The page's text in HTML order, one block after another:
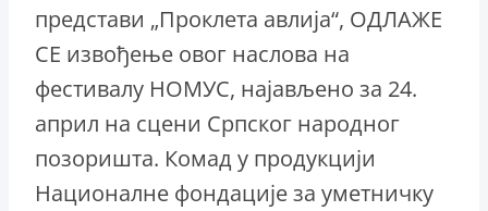
представи „Проклета авлија“, ОДЛАЖЕ
СЕ извођење овог наслова на
фестивалу НОМУС, најављено за 24.
април на сцени Српског народног
позоришта. Комад у продукцији
Националне фондације за уметничку